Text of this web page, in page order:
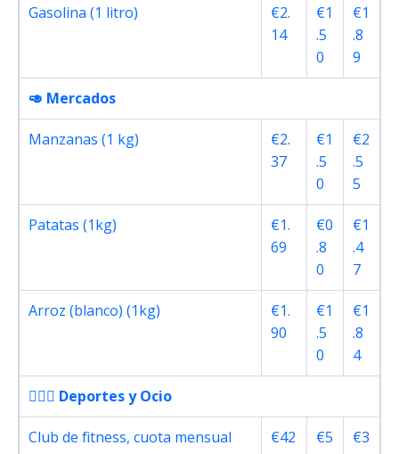
Gasolina (1 litro)
€2.
14
€1
.5
0
€1
.8
9
🥑 Mercados
Manzanas (1 kg)
€2.
37
€1
.5
0
€2
.5
5
Patatas (1kg)
€1.
69
€0
.8
0
€1
.4
7
Arroz (blanco) (1kg)
€1.
90
€1
.5
0
€1
.8
4
🏋🏽‍♀️ Deportes y Ocio
Club de fitness, cuota mensual
€42
€5
€3